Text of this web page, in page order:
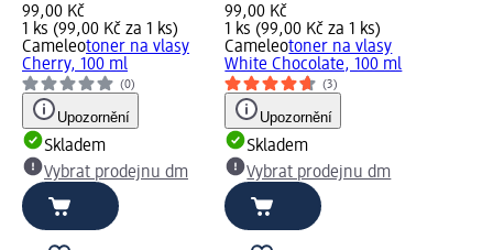
99,00 Kč
1 ks (99,00 Kč za 1 ks)
Cameleotoner na vlasy
Cherry, 100 ml
(0)
Upozornění
Skladem
Vybrat prodejnu dm
99,00 Kč
1 ks (99,00 Kč za 1 ks)
Cameleotoner na vlasy
White Chocolate, 100 ml
(3)
Upozornění
Skladem
Vybrat prodejnu dm